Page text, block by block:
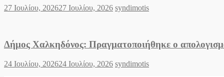
Posted
27 Ιουλίου, 202627 Ιουλίου, 2026 Author
syndimotis
Δήμος Χαλκηδόνος: Πραγματοποιήθηκε ο
Posted
24 Ιουλίου, 202624 Ιουλίου, 2026 Author
syndimotis